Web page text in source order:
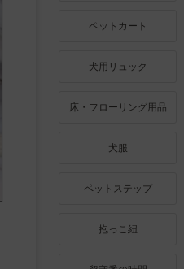
ペットカート
犬用リュック
床・フローリング用品
犬服
ペットステップ
抱っこ紐